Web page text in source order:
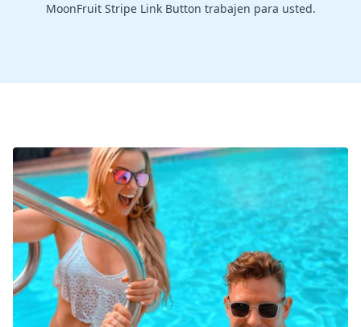
MoonFruit Stripe Link Button trabajen para usted.